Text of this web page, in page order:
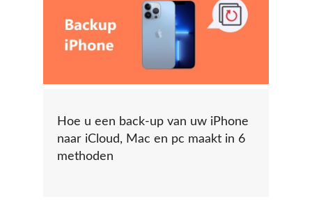
Hoe u een back-up van uw iPhone
naar iCloud, Mac en pc maakt in 6
methoden